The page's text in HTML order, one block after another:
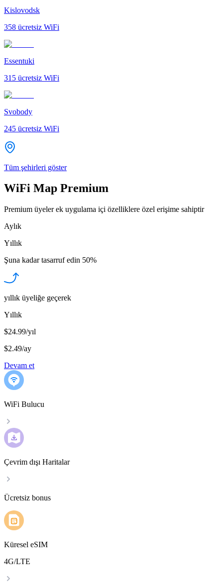
Kislovodsk
358 ücretsiz WiFi
Essentuki
315 ücretsiz WiFi
Svobody
245 ücretsiz WiFi
Tüm şehirleri göster
WiFi Map Premium
Premium üyeler ek uygulama içi özelliklere özel erişime sahiptir
Aylık
Yıllık
Şuna kadar tasarruf edin 50%
yıllık üyeliğe geçerek
Yıllık
$24.99/yıl
$2.49/ay
Devam et
WiFi Bulucu
Çevrim dışı Haritalar
Ücretsiz bonus
Küresel eSIM
4G/LTE